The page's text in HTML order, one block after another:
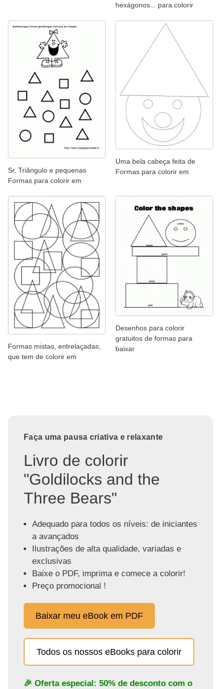
hexágonos... para colorir
Sr. Triângulo e pequenas
Formas para colorir em
Uma bela cabeça feita de
Formas para colorir em
Formas mistas, entrelaçadas,
que tem de colorir em
Desenhos para colorir
gratuitos de formas para
baixar
Faça uma pausa criativa e relaxante
Livro de colorir
"Goldilocks and the
Three Bears"
Adequado para todos os níveis: de iniciantes
a avançados
Ilustrações de alta qualidade, variadas e
exclusivas
Baixe o PDF, imprima e comece a colorir!
Preço promocional !
Baixar meu eBook em PDF
Todos os nossos eBooks para colorir
🎉 Oferta especial: 50% de desconto com o